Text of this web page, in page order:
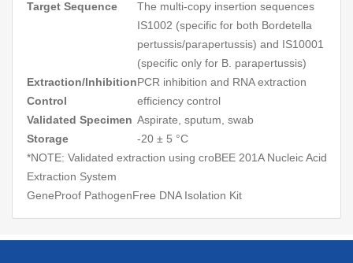
Target Sequence
The multi-copy insertion sequences
IS1002 (specific for both Bordetella
pertussis/parapertussis) and IS10001
(specific only for B. parapertussis)
Extraction/Inhibition
Control
PCR inhibition and RNA extraction
efficiency control
Validated Specimen Aspirate, sputum, swab
Storage
-20 ± 5 °C
*NOTE: Validated extraction using croBEE 201A Nucleic Acid
Extraction System
GeneProof PathogenFree DNA Isolation Kit